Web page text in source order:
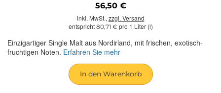
56,50 €
inkl. MwSt., zzgl. Versand
entspricht 80,71 € pro 1 Liter (l)
Einzigartiger Single Malt aus Nordirland, mit frischen, exotisch-
fruchtigen Noten. Erfahren Sie mehr
In den Warenkorb